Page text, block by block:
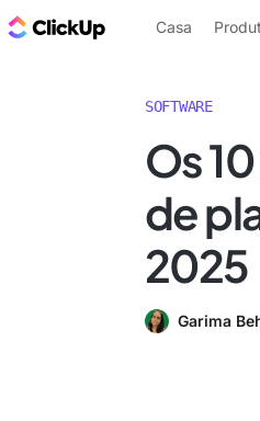
ClickUp Blogue
Casa
SOFTWARE
Os
de
2025
Garima